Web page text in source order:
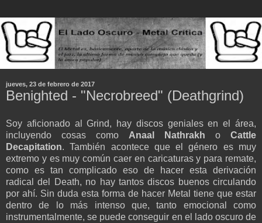
jueves, 23 de febrero de 2017
Benighted - "Necrobreed" (Deathgrind)
Soy aficionado al Grind, hay discos geniales en el área,
incluyendo cosas como Anaal Nathrakh o Cattle
Decapitation. También acontece que el género es muy
extremo y es muy común caer en caricaturas y para remate,
como es tan complicado eso de hacer esta derivación
radical del Death, no hay tantos discos buenos circulando
por ahí. Sin duda esta forma de hacer Metal tiene que estar
dentro de lo más intenso que, tanto emocional como
instrumentalmente, se puede conseguir en el lado oscuro de